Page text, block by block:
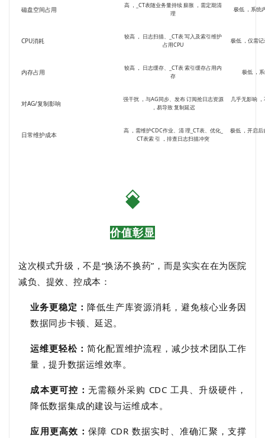
磁盘空间占⽤
⾼ ，_CT表随业务量持续 膨胀 ，需定期清
理
极低 ，系统
CPU消耗
较⾼ ， ⽇志扫描、_CT表 写⼊及索引维护
占⽤CPU
极低 ，仅需
内存占⽤
较⾼ ， ⽇志缓存、_CT表 索引缓存占⽤内
存
极低 ，
对AG/复制影响
强⼲扰 ，与AG同步、发布 订阅抢⽇志资源
，易导致 复制延迟
⼏乎⽆影响
⽇常维护成本
⾼ ，需维护CDC作业、清 理_CT表、优化_
CT表索 引 ，排查⽇志扫描冲突
极低 ，开启后
价值彰显
这次模式升级，不是“换汤不换药”，而是实实在在为医院
减负、提效、控成本：
业务更稳定： 降低生产库资源消耗，避免核心业务因
数据同步卡顿、延迟。
运维更轻松： 简化配置维护流程，减少技术团队工作
量，提升数据运维效率。
成本更可控： 无需额外采购 CDC 工具、升级硬件，
降低数据集成的建设与运维成本。
应用更高效： 保障 CDR 数据实时、准确汇聚，支撑